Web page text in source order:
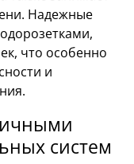
Надежные
что особенно
и
систем